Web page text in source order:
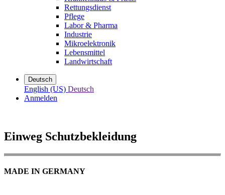
Rettungsdienst
Pflege
Labor & Pharma
Industrie
Mikroelektronik
Lebensmittel
Landwirtschaft
Deutsch
English (US) Deutsch
Anmelden
Einweg Schutzbekleidung
MADE IN GERMANY